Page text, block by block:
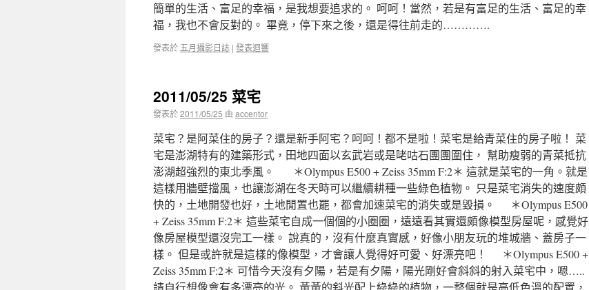
簡單的生活、富足的幸福，是我想要追求的。 呵呵！當然，若是有富足的生活、富足的幸
福，我也不會反對的。 畢竟，停下來之後，還是得往前走的………….
發表於 五月攝影日誌 | 發表迴響
2011/05/25 菜宅
發表於2011/05/25 由 accentor
菜宅？是阿菜住的房子？還是新手阿宅？呵呵！都不是啦！菜宅是給青菜住的房子啦！ 菜
宅是澎湖特有的建築形式，田地四面以玄武岩或是咾咕石團團圍住， 幫助瘦弱的青菜抵抗
澎湖超強烈的東北季風。 ＊Olympus E500 + Zeiss 35mm F:2＊ 這就是菜宅的一角。就是
這樣用牆壁擋風，也讓澎湖在冬天時可以繼續耕種一些綠色植物。 只是菜宅消失的速度頗
快的，土地開發也好，土地閒置也罷，都會加速菜宅的消失或是毀損。 ＊Olympus E500
+ Zeiss 35mm F:2＊ 這些菜宅自成一個個的小圈圈，遠遠看其實還頗像模型房屋呢，感覺好
像房屋模型還沒完工一樣。 說真的，沒有什麼真實感，好像小朋友玩的堆城牆、蓋房子一
樣。 但是或許就是這樣的像模型，才會讓人覺得好可愛、好漂亮吧！ ＊Olympus E500 +
Zeiss 35mm F:2＊ 可惜今天沒有夕陽，若是有夕陽，陽光剛好會斜斜的射入菜宅中，嗯…..
請自行想像會有多漂亮的光。 黃黃的斜光配上綠綠的植物，一整個就是高低色溫的配置，